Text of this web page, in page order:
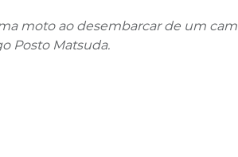
moto ao desembarcar de um
Posto Matsuda.